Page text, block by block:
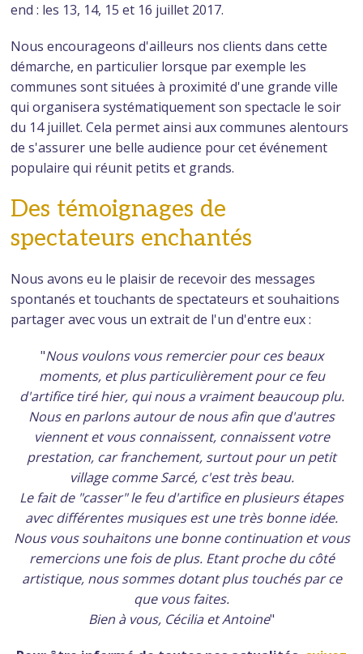
end : les 13, 14, 15 et 16 juillet 2017.
Nous encourageons d'ailleurs nos clients dans cette
démarche, en particulier lorsque par exemple les
communes sont situées à proximité d'une grande ville
qui organisera systématiquement son spectacle le soir
du 14 juillet. Cela permet ainsi aux communes alentours
de s'assurer une belle audience pour cet événement
populaire qui réunit petits et grands.
Des témoignages de
spectateurs enchantés
Nous avons eu le plaisir de recevoir des messages
spontanés et touchants de spectateurs et souhaitions
partager avec vous un extrait de l'un d'entre eux :
"Nous voulons vous remercier pour ces beaux
moments, et plus particulièrement pour ce feu
d'artifice tiré hier, qui nous a vraiment beaucoup plu.
Nous en parlons autour de nous afin que d'autres
viennent et vous connaissent, connaissent votre
prestation, car franchement, surtout pour un petit
village comme Sarcé, c'est très beau.
Le fait de "casser" le feu d'artifice en plusieurs étapes
avec différentes musiques est une très bonne idée.
Nous vous souhaitons une bonne continuation et vous
remercions une fois de plus. Etant proche du côté
artistique, nous sommes dotant plus touchés par ce
que vous faites.
Bien à vous, Cécilia et Antoine"